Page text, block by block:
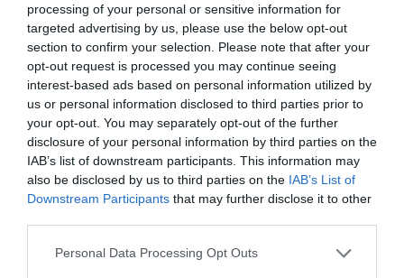
processing of your personal or sensitive information for
targeted advertising by us, please use the below opt-out
section to confirm your selection. Please note that after your
opt-out request is processed you may continue seeing
interest-based ads based on personal information utilized by
us or personal information disclosed to third parties prior to
your opt-out. You may separately opt-out of the further
disclosure of your personal information by third parties on the
IAB’s list of downstream participants. This information may
also be disclosed by us to third parties on the IAB’s List of
Downstream Participants that may further disclose it to other
Personal Data Processing Opt Outs